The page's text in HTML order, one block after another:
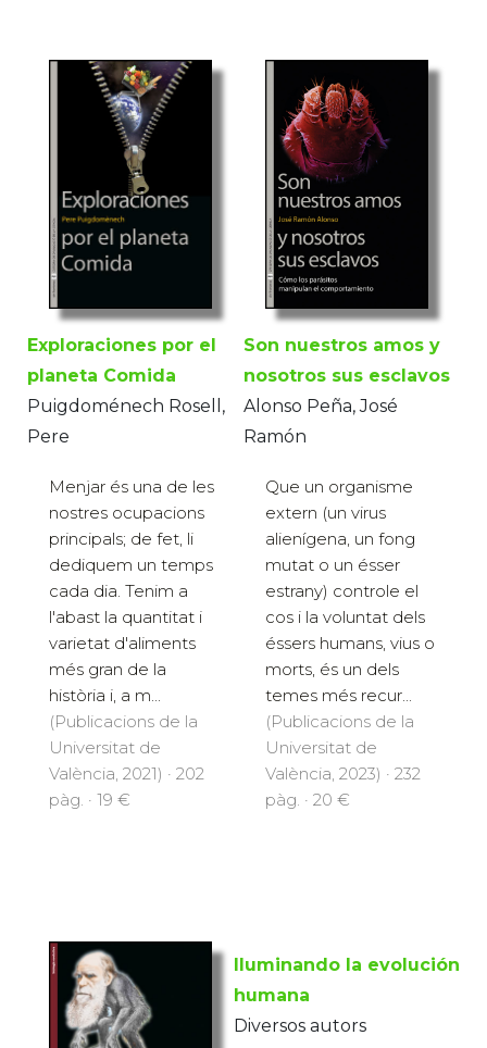
Exploraciones por el
planeta Comida
Puigdoménech Rosell,
Pere
Menjar és una de les
nostres ocupacions
principals; de fet, li
dediquem un temps
cada dia. Tenim a
l'abast la quantitat i
varietat d'aliments
més gran de la
història i, a m...
(Publicacions de la
Universitat de
València, 2021) · 202
pàg. · 19 €
Son nuestros amos y
nosotros sus esclavos
Alonso Peña, José
Ramón
Que un organisme
extern (un virus
alienígena, un fong
mutat o un ésser
estrany) controle el
cos i la voluntat dels
éssers humans, vius o
morts, és un dels
temes més recur...
(Publicacions de la
Universitat de
València, 2023) · 232
pàg. · 20 €
Iluminando la evolución
humana
Diversos autors